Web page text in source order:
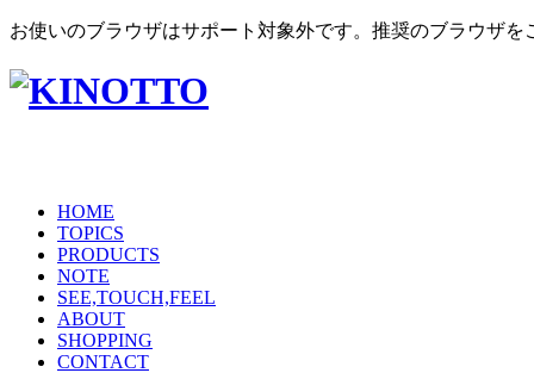
お使いのブラウザはサポート対象外です。推奨のブラウザを
HOME
TOPICS
PRODUCTS
NOTE
SEE,TOUCH,FEEL
ABOUT
SHOPPING
CONTACT